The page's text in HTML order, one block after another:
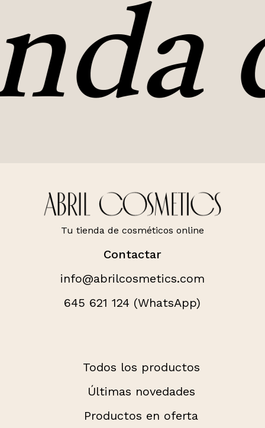
Tu tienda de cosméticos online
Contactar
info@abrilcosmetics.com
645 621 124 (WhatsApp)
Todos los productos
Últimas novedades
Productos en oferta